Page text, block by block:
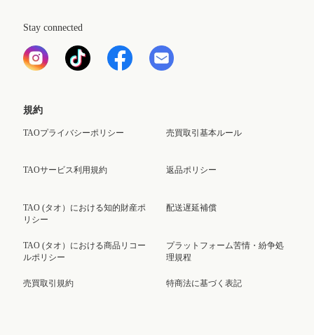
Stay connected
規約
TAOプライバシーポリシー
TAOサービス利用規約
TAO (タオ）における知的財産ポ
リシー
TAO (タオ）における商品リコー
ルポリシー
売買取引規約
売買取引基本ルール
返品ポリシー
配送遅延補償
プラットフォーム苦情・紛争処
理規程
特商法に基づく表記